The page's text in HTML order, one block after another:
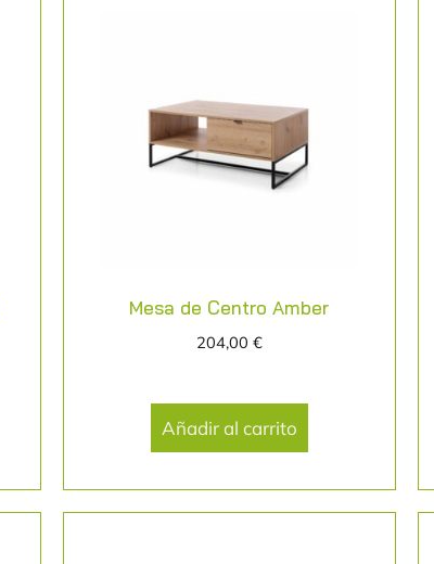
Mesa de Centro Amber
204,00 €
Añadir al carrito